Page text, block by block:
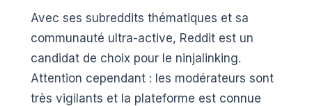
Avec ses subreddits thématiques et sa
communauté ultra-active, Reddit est un
candidat de choix pour le ninjalinking.
Attention cependant : les modérateurs sont
très vigilants et la plateforme est connue